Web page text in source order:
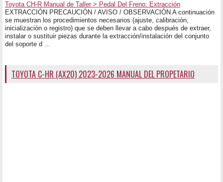
Toyota CH-R Manual de Taller > Pedal Del Freno: Extracción
EXTRACCIÓN PRECAUCIÓN / AVISO / OBSERVACIÓN A continuación
se muestran los procedimientos necesarios (ajuste, calibración,
inicialización o registro) que se deben llevar a cabo después de extraer,
instalar o sustituir piezas durante la extracción/instalación del conjunto
del soporte d ...
TOYOTA C-HR (AX20) 2023-2026 MANUAL DEL PROPETARIO